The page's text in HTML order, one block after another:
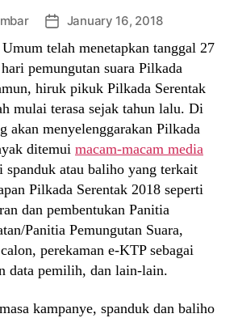
Post
date
January 16, 2018
telah menetapkan tanggal 27
pemungutan suara Pilkada
hiruk pikuk Pilkada Serentak
mulai terasa sejak tahun lalu. Di
akan menyelenggarakan Pilkada
ditemui macam-macam media
spanduk atau baliho yang terkait
Pilkada Serentak 2018 seperti
dan pembentukan Panitia
Panitia Pemungutan Suara,
perekaman e-KTP sebagai
data pemilih, dan lain-lain.
kampanye, spanduk dan baliho